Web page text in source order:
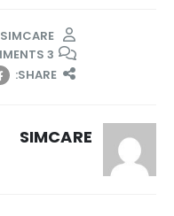
SIMCARE
3 COMMENTS
SHARE:
SIMCARE